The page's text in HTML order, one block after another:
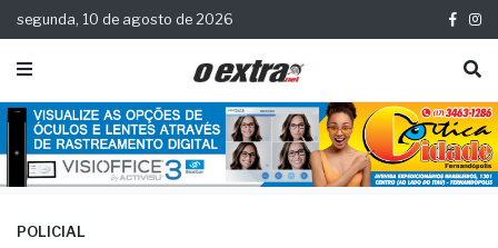
segunda, 10 de agosto de 2026
POLICIAL